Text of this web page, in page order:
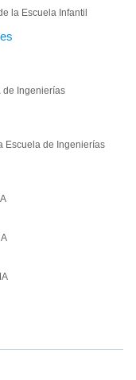
la Escuela Infantil
de Ingenierías
Escuela de Ingenierías